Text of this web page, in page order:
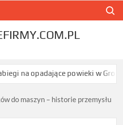
powieki w Grodzisku
do maszyn – historie przemysłu